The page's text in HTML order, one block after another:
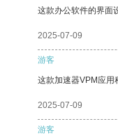
这款办公软件的界面
2025-07-09
游客
这款加速器VPM应用
2025-07-09
游客